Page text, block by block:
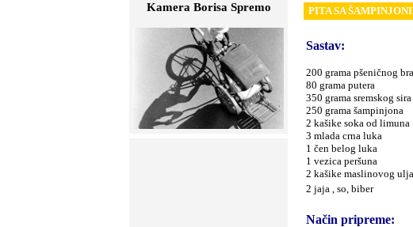
Kamera Borisa Spremo PITA SAŠ
Sastav:
200 grama pšeničnog
80 grama putera
350 grama sremskog sira
250 grama šampinjona
2 kašike soka od limuna
3 mlada crna luka
1 čen belog luka
1 vezica peršuna
2 kašike maslinovog ulja
2 jaja , so, biber
Način pripreme: